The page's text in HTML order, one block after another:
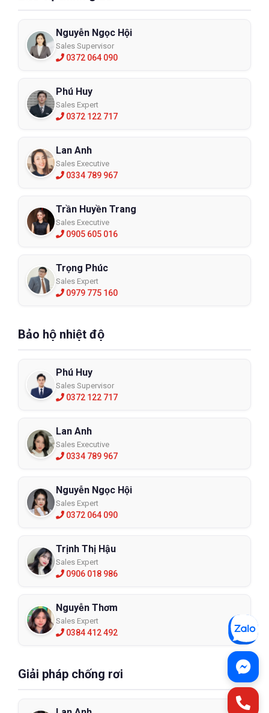
Nguyễn Ngọc Hội
Sales Supervisor
0372 064 090
Phú Huy
Sales Expert
0372 122 717
Lan Anh
Sales Executive
0334 789 967
Trần Huyền Trang
Sales Executive
0905 605 016
Trọng Phúc
Sales Expert
0979 775 160
Bảo hộ nhiệt độ
Phú Huy
Sales Supervisor
0372 122 717
Lan Anh
Sales Executive
0334 789 967
Nguyễn Ngọc Hội
Sales Expert
0372 064 090
Trịnh Thị Hậu
Sales Expert
0906 018 986
Nguyễn Thơm
Sales Expert
0384 412 492
Giải pháp chống rơi